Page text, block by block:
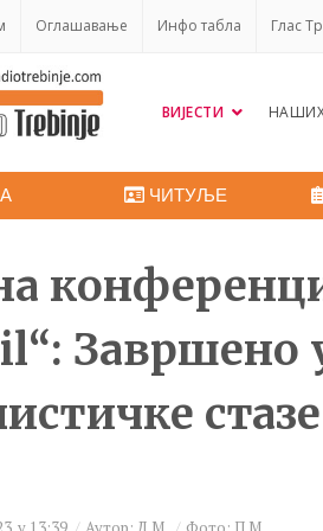
Оглашавање Инфо табла Глас
ВИЈЕСТИ
ЧИТУЉЕ
Завршено